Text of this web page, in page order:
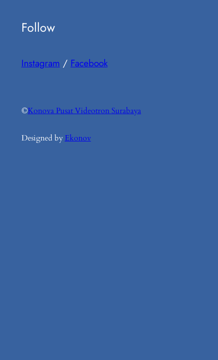
Follow
Instagram / Facebook
©Konova Pusat Videotron Surabaya
Designed byEkonov